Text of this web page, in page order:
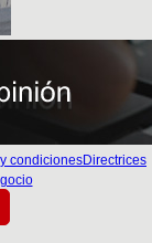
condicionesDirectrices